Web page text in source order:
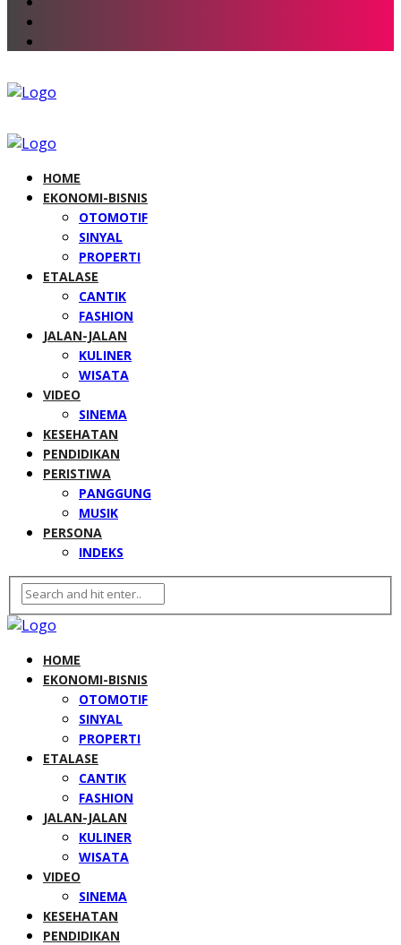
HOME
EKONOMI-BISNIS
OTOMOTIF
SINYAL
PROPERTI
ETALASE
CANTIK
FASHION
JALAN-JALAN
KULINER
WISATA
VIDEO
SINEMA
KESEHATAN
PENDIDIKAN
PERISTIWA
PANGGUNG
MUSIK
PERSONA
INDEKS
HOME
EKONOMI-BISNIS
OTOMOTIF
SINYAL
PROPERTI
ETALASE
CANTIK
FASHION
JALAN-JALAN
KULINER
WISATA
VIDEO
SINEMA
KESEHATAN
PENDIDIKAN